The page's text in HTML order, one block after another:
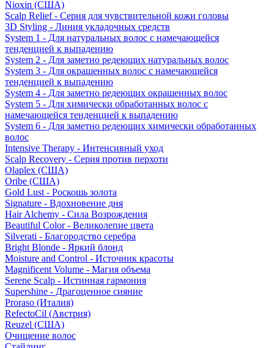
Nioxin (США)
Scalp Relief - Серия для чувствительной кожи головы
3D Styling - Линия укладочных средств
System 1 - Для натуральных волос с намечающейся
тенденцией к выпадению
System 2 - Для заметно редеющих натуральных волос
System 3 - Для окрашенных волос с намечающейся
тенденцией к выпадению
System 4 - Для заметно редеющих окрашенных волос
System 5 - Для химически обработанных волос с
намечающейся тенденцией к выпадению
System 6 - Для заметно редеющих химически обработанных
волос
Intensive Therapy - Интенсивный уход
Scalp Recovery - Серия против перхоти
Olaplex (США)
Oribe (США)
Gold Lust - Роскошь золота
Signature - Вдохновение дня
Hair Alchemy - Сила Возрождения
Beautiful Color - Великолепие цвета
Silverati - Благородство серебра
Bright Blonde - Яркий блонд
Moisture and Control - Источник красоты
Magnificent Volume - Магия объема
Serene Scalp - Истинная гармония
Supershine - Драгоценное сияние
Proraso (Италия)
RefectoCil (Австрия)
Reuzel (США)
Очищение волос